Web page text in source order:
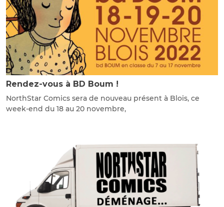
Rendez-vous à BD Boum !
NorthStar Comics sera de nouveau présent à Blois, ce
week-end du 18 au 20 novembre,